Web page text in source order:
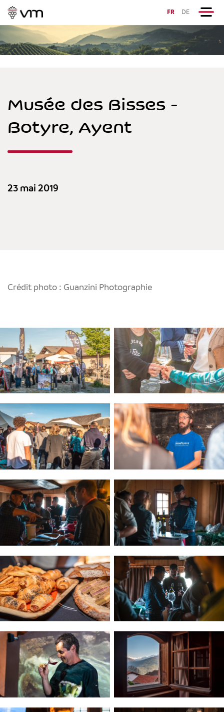
FR DE
Musée des Bisses -
Botyre, Ayent
23 mai 2019
Crédit photo : Guanzini Photographie